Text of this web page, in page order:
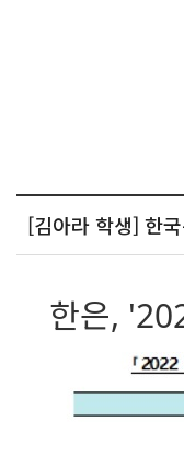
[김아라 학생] 한
한은,